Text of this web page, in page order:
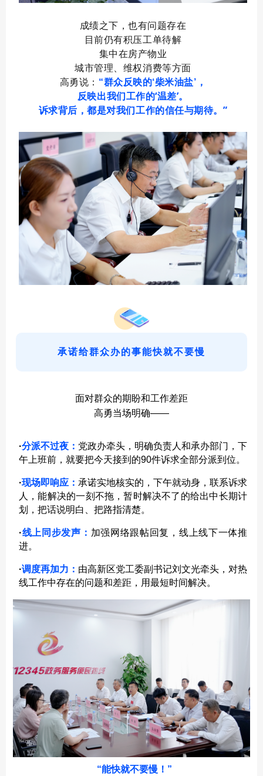
成绩之下，也有问题存在
目前仍有积压工单待解
集中在房产物业
城市管理、维权消费等方面
高勇说： “群众反映的‘柴米油盐’，
反映出我们工作的‘温差’。
诉求背后，都是对我们工作的信任与期待。”
承诺给群众办的事能快就不要慢
面对群众的期盼和工作差距
高勇当场明确——
·分派不过夜： 党政办牵头，明确负责人和承办部门，下
午上班前，就要把今天接到的90件诉求全部分派到位。
·现场即响应： 承诺实地核实的，下午就动身，联系诉求
人，能解决的一刻不拖，暂时解决不了的给出中长期计
划，把话说明白、把路指清楚。
·线上同步发声： 加强网络跟帖回复，线上线下一体推
进。
·调度再加力： 由高新区党工委副书记刘文光牵头，对热
线工作中存在的问题和差距，用最短时间解决。
“能快就不要慢！”